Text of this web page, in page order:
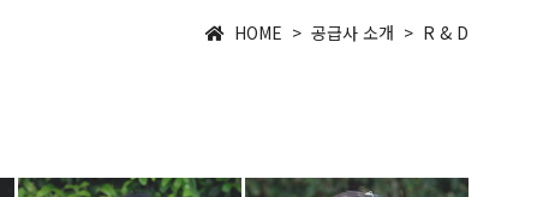
HOME > 공급사 소개 > R & D